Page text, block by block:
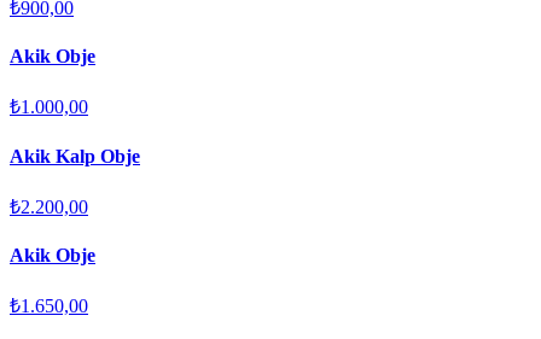
₺900,00
Akik Obje
₺1.000,00
Akik Kalp Obje
₺2.200,00
Akik Obje
₺1.650,00